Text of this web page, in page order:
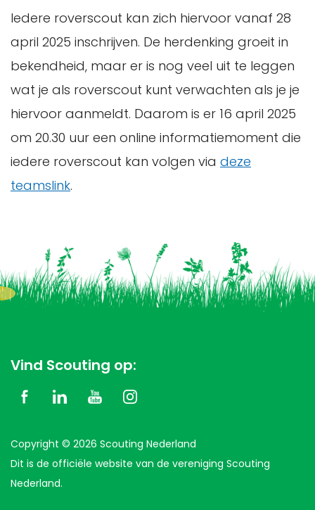
Iedere roverscout kan zich hiervoor vanaf 28
april 2025 inschrijven. De herdenking groeit in
bekendheid, maar er is nog veel uit te leggen
wat je als roverscout kunt verwachten als je je
hiervoor aanmeldt. Daarom is er 16 april 2025
om 20.30 uur een online informatiemoment die
iedere roverscout kan volgen via deze
teamslink.
Vind Scouting op:
Copyright © 2026 Scouting Nederland
Dit is de officiële website van de vereniging Scouting
Nederland.